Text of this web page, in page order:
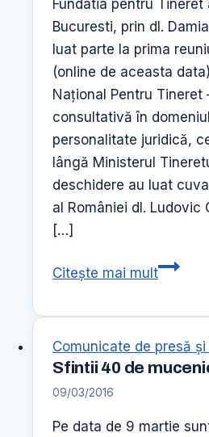
Fundatia pentru Tineret
Bucuresti, prin dl.
luat parte la prima
(online de aceasta
Național Pentru Tineret
consultativă în
personalitate juridică,
lângă Ministerul
deschidere au luat
al României dl. Ludovic
[…]
Citește mai multConsiliul
–
prima
–
Comunicate de presă
Sfintii 40 de
09/03/2016
Pe data de 9 martie